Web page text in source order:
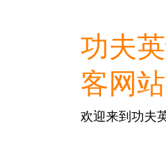
功夫
客网站
欢迎来到功夫